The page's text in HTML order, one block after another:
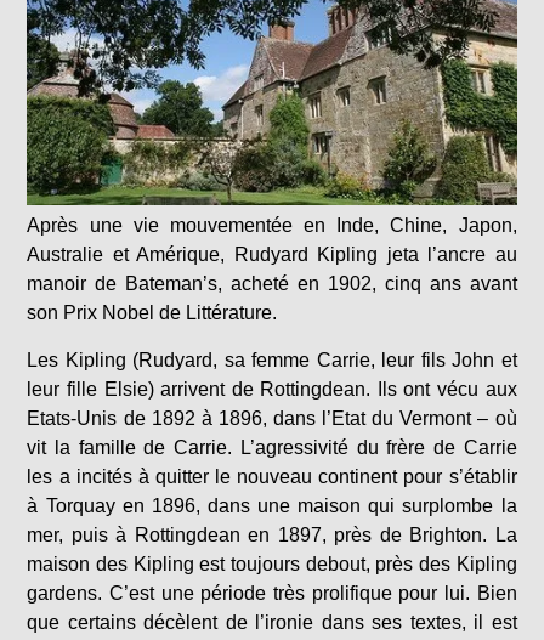
Après une vie mouvementée en Inde, Chine, Japon,
Australie et Amérique, Rudyard Kipling jeta l’ancre au
manoir de Bateman’s, acheté en 1902, cinq ans avant
son Prix Nobel de Littérature.
Les Kipling (Rudyard, sa femme Carrie, leur fils John et
leur fille Elsie) arrivent de Rottingdean. Ils ont vécu aux
Etats-Unis de 1892 à 1896, dans l’Etat du Vermont – où
vit la famille de Carrie. L’agressivité du frère de Carrie
les a incités à quitter le nouveau continent pour s’établir
à Torquay en 1896, dans une maison qui surplombe la
mer, puis à Rottingdean en 1897, près de Brighton. La
maison des Kipling est toujours debout, près des Kipling
gardens. C’est une période très prolifique pour lui. Bien
que certains décèlent de l’ironie dans ses textes, il est